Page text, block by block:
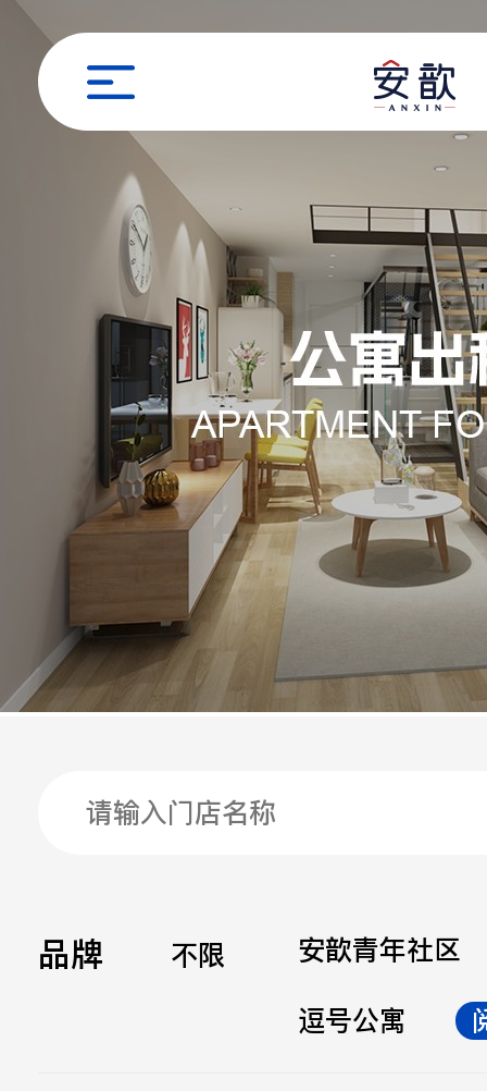
品牌 不限
安歆青年社区
逗号公寓
职位申请
姓名
手机
公司
邮箱
留言
立即提交